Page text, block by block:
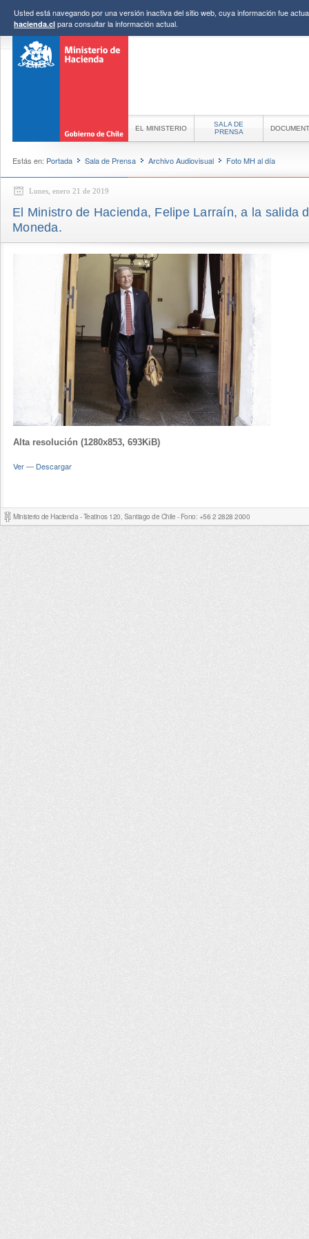
Usted está navegando por una versión inactiva del sitio web, cuya información fue
hacienda.cl para consultar la información actual.
EL MINISTERIO
SALA DE
PRENSA
Estás en: Portada Sala de Prensa Archivo Audiovisual Foto MH al día
Lunes, enero 21 de 2019
El Ministro de Hacienda, Felipe Larraín, a la salida
Moneda.
Alta resolución (1280x853, 693KiB)
Ver— Descargar
Ministerio de Hacienda - Teatinos 120, Santiago de Chile - Fono: +56 2 2828 2000